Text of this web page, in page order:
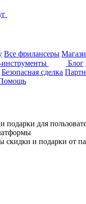
Все фрилансеры
Блог
Безопасная сделка
подарки для
скидки и подарки от